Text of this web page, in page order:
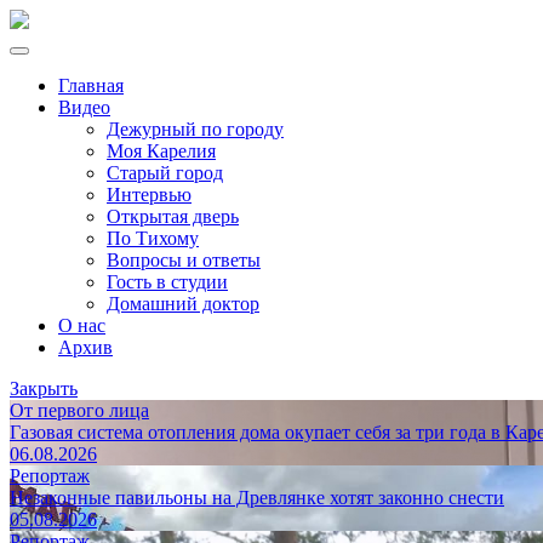
Главная
Видео
Дежурный по городу
Моя Карелия
Старый город
Интервью
Открытая дверь
По Тихому
Вопросы и ответы
Гость в студии
Домашний доктор
О нас
Архив
Закрыть
От первого лица
Газовая система отопления дома окупает себя за три года в
06.08.2026
Репортаж
Незаконные павильоны на Древлянке хотят законно снести
05.08.2026